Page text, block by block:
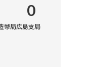
0
幣局広島支局